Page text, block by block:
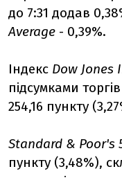
до 7:31 додав
Average - 0,39%.
Індекс Dow Jones
підсумками
254,16 пункту
Standard & Poor's
пункту (3,48%),